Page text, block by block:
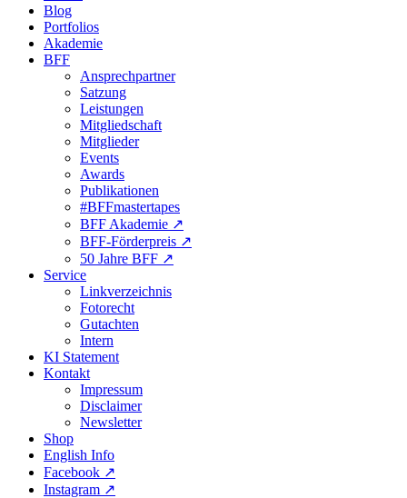
Blog
Portfolios
Akademie
BFF
Ansprechpartner
Satzung
Leistungen
Mitgliedschaft
Mitglieder
Events
Awards
Publikationen
#BFFmastertapes
BFF Akademie ↗︎
BFF-Förderpreis ↗︎
50 Jahre BFF ↗︎
Service
Linkverzeichnis
Fotorecht
Gutachten
Intern
KI Statement
Kontakt
Impressum
Disclaimer
Newsletter
Shop
English Info
Facebook ↗︎
Instagram ↗︎